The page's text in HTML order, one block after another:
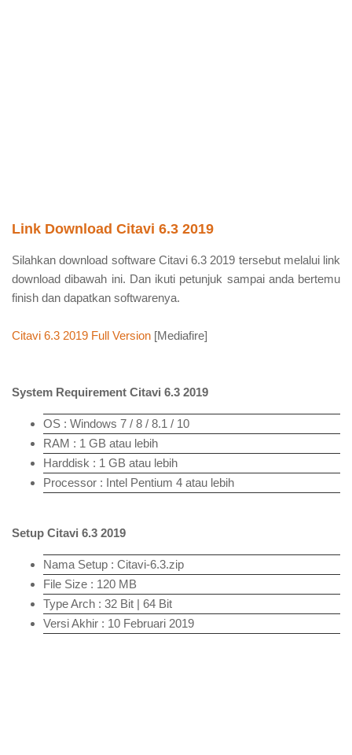
Link Download Citavi 6.3 2019
Silahkan download software Citavi 6.3 2019 tersebut melalui link
download dibawah ini. Dan ikuti petunjuk sampai anda bertemu
finish dan dapatkan softwarenya.
Citavi 6.3 2019 Full Version [Mediafire]
System Requirement Citavi 6.3 2019
OS : Windows 7 / 8 / 8.1 / 10
RAM : 1 GB atau lebih
Harddisk : 1 GB atau lebih
Processor : Intel Pentium 4 atau lebih
Setup Citavi 6.3 2019
Nama Setup : Citavi-6.3.zip
File Size : 120 MB
Type Arch : 32 Bit | 64 Bit
Versi Akhir : 10 Februari 2019